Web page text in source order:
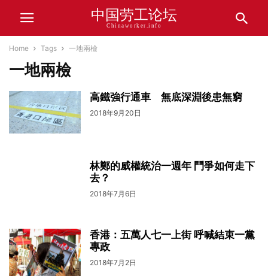
中国劳工论坛
Chinaworker.info
Home Tags 一地兩檢
一地兩檢
高鐵強行通車 無底深淵後患無窮
2018年9月20日
林鄭的威權統治一週年 鬥爭如何走下
去？
2018年7月6日
香港：五萬人七一上街 呼喊結束一黨
專政
2018年7月2日